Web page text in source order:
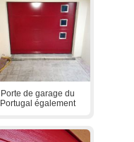
Porte de garage du
Portugal également